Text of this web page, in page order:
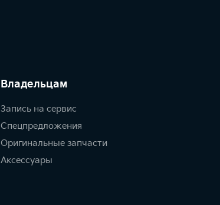
Владельцам
Запись на сервис
Спецпредложения
Оригинальные запчасти
Аксессуары